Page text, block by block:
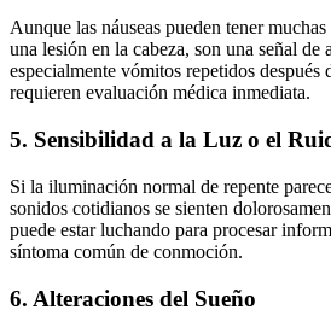
Aunque las náuseas pueden tener
una lesión en la cabeza, son una señal de
especialmente vómitos repetidos después
requieren evaluación médica inmediata.
5. Sensibilidad a la Luz o el
Si la iluminación normal de repente
sonidos cotidianos se sienten
puede estar luchando para procesar
síntoma común de conmoción.
6. Alteraciones del Sueño